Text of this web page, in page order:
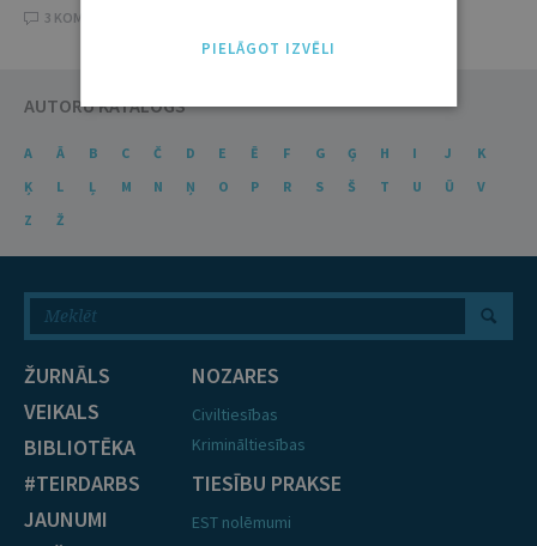
3 KOMENTĀRI
AUTORU KATALOGS
A Ā B C Č D E Ē F G Ģ H I J
K
Ķ
L Ļ M N Ņ O P R S Š T U Ū
V
Z
Ž
ŽURNĀLS
VEIKALS
BIBLIOTĒKA
#TEIRDARBS
JAUNUMI
NOZARES
Civiltiesības
Krimināltiesības
TIESĪBU PRAKSE
EST nolēmumi
PIELĀGOT IZVĒLI